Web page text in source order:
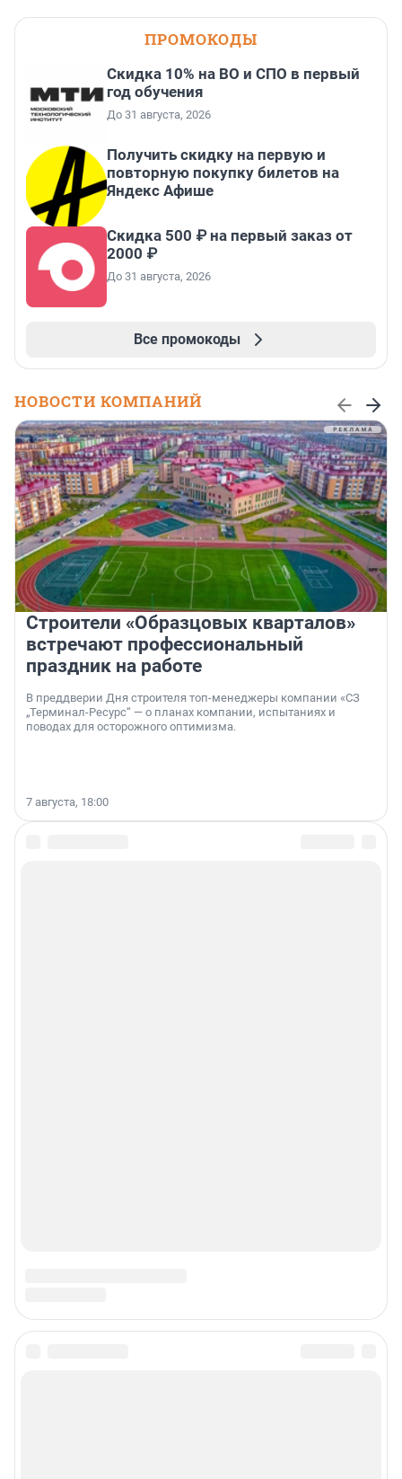
ПРОМОКОДЫ
Скидка 10% на ВО и СПО в первый
год обучения
До 31 августа, 2026
Получить скидку на первую и
повторную покупку билетов на
Яндекс Афише
Скидка 500 ₽ на первый заказ от
2000 ₽
До 31 августа, 2026
Все промокоды
НОВОСТИ КОМПАНИЙ
Строители «Образцовых кварталов»
встречают профессиональный
праздник на работе
В преддверии Дня строителя топ-менеджеры компании «СЗ
„Терминал-Ресурс“ — о планах компании, испытаниях и
поводах для осторожного оптимизма.
7 августа, 18:00